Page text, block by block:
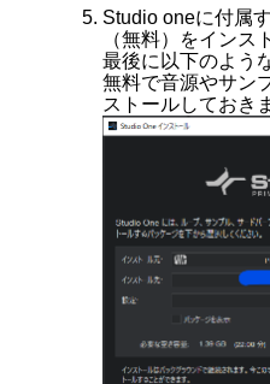
Studio oneに付属
（無料）をインス
最後に以下のよう
無料で音源やサン
ストールしておき